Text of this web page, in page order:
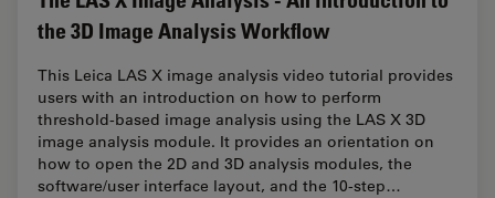
the 3D Image Analysis Workflow
This Leica LAS X image analysis video tutorial provides
users with an introduction on how to perform
threshold-based image analysis using the LAS X 3D
image analysis module. It provides an orientation on
how to open the 2D and 3D analysis modules, the
software/user interface layout, and the 10-step…